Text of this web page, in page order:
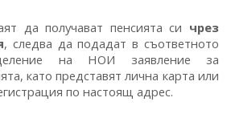
да получават пенсията си чрез
, следва да подадат в съответното
на НОИ заявление за
като представят лична карта или
по настоящ адрес.